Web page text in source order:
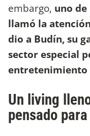
embargo, uno de
llamó la
dio a Budín, su
sector especial
entretenimiento
Un living
pensado